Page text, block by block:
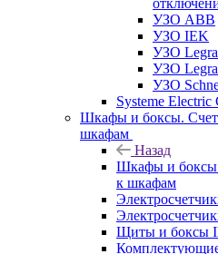
УЗО ABB
УЗО IEK
УЗО
УЗО
УЗО
Systeme Electric
Шкафы и боксы.
шкафам
Назад
Шкафы и
к шкафам
Щиты и боксы